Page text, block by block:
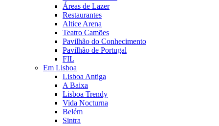
Áreas de Lazer
Restaurantes
Altice Arena
Teatro Camões
Pavilhão do Conhecimento
Pavilhão de Portugal
FIL
Em Lisboa
Lisboa Antiga
A Baixa
Lisboa Trendy
Vida Nocturna
Belém
Sintra